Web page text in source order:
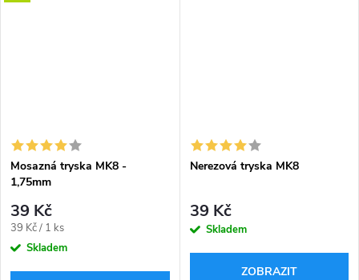
Mosazná tryska MK8 -
1,75mm
39 Kč
Měrná
cena:
39 Kč / 1 ks
Skladem
Nerezová tryska MK8
39 Kč
Skladem
ZOBRAZIT